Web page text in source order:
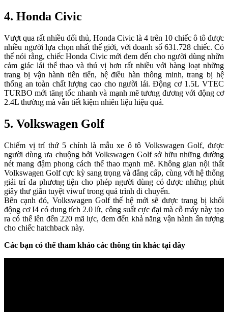
4. Honda Civic
Vượt qua rất nhiều đối thủ, Honda Civic là 4 trên 10 chiếc ô tô được
nhiều người lựa chọn nhất thế giới, với doanh số 631.728 chiếc. Có
thể nói rằng, chiếc Honda Civic mới đem đến cho người dùng nhữn
cảm giác lái thể thao và thú vị hơn rất nhiều với hàng loạt những
trang bị vận hành tiên tiến, hệ điều hàn thông minh, trang bị hệ
thống an toàn chất lượng cao cho người lái. Động cơ 1.5L VTEC
TURBO mới tăng tốc nhanh và mạnh mẽ tương đương với động cơ
2.4L thường mà vẫn tiết kiệm nhiên liệu hiệu quả.
5. Volkswagen Golf
Chiếm vị trí thứ 5 chính là mẫu xe ô tô Volkswagen Golf, được
người dùng ưa chuộng bởi Volkswagen Golf sở hữu những đường
nét mang đậm phong cách thể thao mạnh mẽ. Không gian nội thất
Volkswagen Golf cực kỳ sang trọng và đẳng cấp, cùng với hệ thống
giải trí đa phương tiện cho phép người dùng có được những phút
giây thư giãn tuyệt viwuf trong quá trình di chuyển.
Bên cạnh đó, Volkswagen Golf thế hệ mới sẽ được trang bị khối
động cơ I4 có dung tích 2.0 lít, công suất cực đại mà cỗ máy này tạo
ra có thể lên đến 220 mã lực, đem đến khả năng vận hành ấn tượng
cho chiếc hatchback này.
Các bạn có thể tham khảo các thông tin khác tại đây